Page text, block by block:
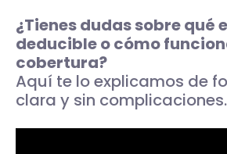
¿Tienes dudas sobre qué
deducible o cómo
cobertura?
Aquí te lo explicamos de
clara y sin complicaciones.